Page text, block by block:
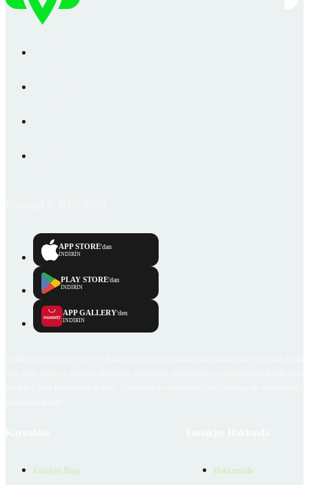
APP STORE'dan
İNDİRİN
PLAY STORE'dan
İNDİRİN
APP GALLERY'den
İNDİRİN
Emlakjet Blog Hakkımızda